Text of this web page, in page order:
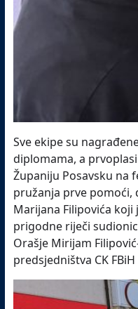
Sve ekipe su
diplomama, a
Županiju Posavsku na
pružanja prve pomoći,
Marijana Filipovića
prigodne riječi
Orašje Mirijam
predsjedništva CK